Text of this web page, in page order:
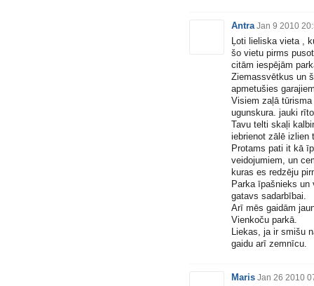
Antra Jan 9 2010
Ļoti lieliska vieta ,
šo vietu pirms
citām iespējām
Ziemassvētkus un
apmetušies
Visiem zaļā
ugunskura. jauki
Tavu telti skaļi
iebrienot zālē izlien
Protams pati it kā
veidojumiem, un
kuras es redzēju
Parka īpašnieks
gatavs sadarbībai.
Arī mēs gaidām
Vienkoču parkā.
Liekas, ja ir smišu
gaidu arī zemnīcu.
Maris Jan 26 2010